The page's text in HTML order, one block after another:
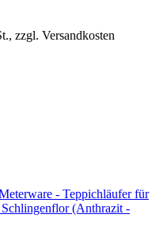
zzgl. Versandkosten
- Teppichläufer für
(Anthrazit -